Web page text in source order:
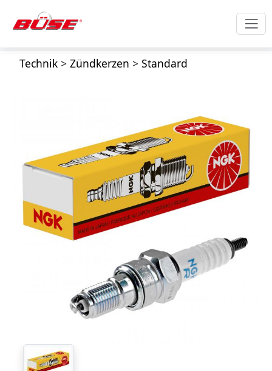
Technik> Zündkerzen > Standard